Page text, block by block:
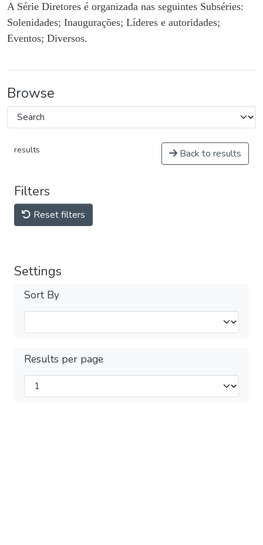
A Série Diretores é organizada nas seguintes Subséries:
Solenidades; Inaugurações; Líderes e autoridades;
Eventos; Diversos.
Browse
results Back to results
Filters
Reset filters
Settings
Sort By
Results per page